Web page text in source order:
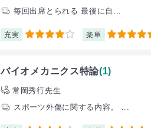
毎回出席とられる 最後に自...
充実 4 楽単 5
バイオメカニクス特論(1)
常岡秀行先生
スポーツ外傷に関する内容。 ...